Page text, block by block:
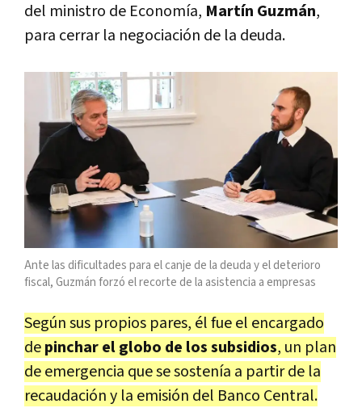
del ministro de Economía, Martín Guzmán,
para cerrar la negociación de la deuda.
Ante las dificultades para el canje de la deuda y el deterioro
fiscal, Guzmán forzó el recorte de la asistencia a empresas
Según sus propios pares, él fue el encargado
depinchar el globo de los subsidios, un plan
de emergencia que se sostenía a partir de la
recaudación y la emisión del Banco Central.